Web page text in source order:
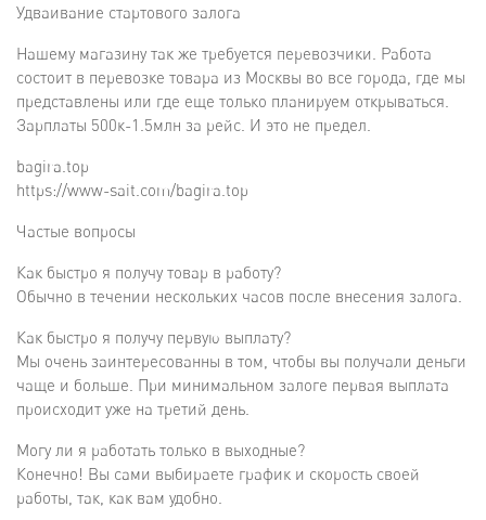
Удваивание стартового залога
Нашему магазину так же требуется перевозчики. Работа
состоит в перевозке товара из Москвы во все города, где мы
представлены или где еще только планируем открываться.
Зарплаты 500к-1.5млн за рейс. И это не предел.
bagira.top
https://www-sait.com/bagira.top
Частые вопросы
Как быстро я получу товар в работу?
Обычно в течении нескольких часов после внесения залога.
Как быстро я получу первую выплату?
Мы очень заинтересованны в том, чтобы вы получали деньги
чаще и больше. При минимальном залоге первая выплата
происходит уже на третий день.
Могу ли я работать только в выходные?
Конечно! Вы сами выбираете график и скорость своей
работы, так, как вам удобно.